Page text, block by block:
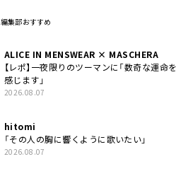
編集部おすすめ
ALICE IN MENSWEAR × MASCHERA
【レポ】一夜限りのツーマンに「数奇な運命を
感じます」
2026.08.07
hitomi
「その人の胸に響くように歌いたい」
2026.08.07